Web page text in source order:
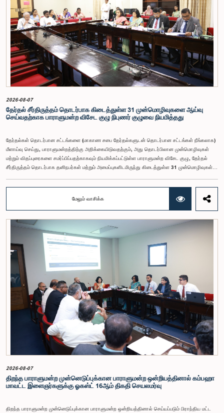
தொகை, முன்னர் பதவி வகித்த கணக்காய்வாளர் நாயகங்களின் சம்பளங்களையும் கருத்தில் கொண்டு
நிர்ணயிக்கப்பட்டதாக அதிகாரிகள் தெரிவித்தனர். இதற்கு முன்னர், சம்பளங்கள் மற்றும் பணியாளர்
ஆணைக்குழுவே இத்தகைய சம்பளங்களை நிர்ணயித்து வந்த போதிலும், தற்போது அத்தகைய
ஆணைக்குழு இல்லையெனவும் அதிகாரிகள் குறிப்பிட்டனர்.கணக்காய்வாளர் நாயகத்திற்கான
முன்மொழியப்பட்ட சம்பள மட்டத்தை குழு அங்கீகரித்திருந்தாலும், அப்பதவிக்கு வழங்கப்பட்டுள்ள
பொறுப்புகள் மற்றும் கடமைகளின் முக்கியத்துவத்தை கருத்தில் கொண்டு, அந்தச் சம்பளம் மேலும்
உயர்ந்த மட்டத்தில் இருக்க வேண்டும் என்ற கருத்தை குழுத் தலைவர் உள்ளிட்ட உறுப்பினர்கள்
முன்வைத்தனர்.அதன்படி, எதிர்காலத்தில் இச்சம்பள மட்டம் தொடர்பாக மேலும் கவனம் செலுத்தி
தேவையான தீர்மானங்கள் எடுக்கப்பட வேண்டியதன் அவசியம் குழுவில் வலியுறுத்தப்பட்டது. மேலும்,
நிரந்தரமானதும் சுயாதீனமானதுமான சம்பள மற்றும் பணியாளர் ஆணைக்குழுவை நிறுவுவதற்கான
யோசனையையும் குழுத் தலைவர் முன்வைத்தார்.
2026-08-07
தேர்தல் சீர்திருத்தம் தொடர்பாக கிடைத்துள்ள 31 முன்மொழிவுகளை ஆய்வு
செய்வதற்காக பாராளுமன்ற விசேட குழு நிபுணர் குழுவை நியமித்தது
தேர்தல்கள் தொடர்பான சட்டங்களை (மாகாண சபை தேர்தல்களுடன் தொடர்பான சட்டங்கள் நீங்கலாக)
மீளாய்வு செய்து, பாராளுமன்றத்திற்கு அறிக்கையிடுவதற்கும், அது தொடர்பிலான முன்மொழிவுகள்
மற்றும் விதப்புரைகளை சமர்ப்பிப்பதற்காகவும் நியமிக்கப்பட்டுள்ள பாராளுமன்ற விசேட குழு, தேர்தல்
சீர்திருத்தம் தொடர்பாக தனிநபர்கள் மற்றும் அமைப்புகளிடமிருந்து கிடைத்துள்ள 31 முன்மொழிவுகள்
நியமித்துள்ளது.கௌரவ பொது நிர்வாக, மாகாண சபைகள் மற்றும் உள்ளூராட்சி அமைச்சர் பேராசிரியர்
ஏ.எச்.எம்.எச்.அபயரத்ன அவர்கள் தலைமையில் அண்மையில் பாராளுமன்றத்தில் நடைபெற்ற குறித்த
விசேட குழுக் கூட்டத்தின் போதே இத்தீர்மானம் எடுக்கப்பட்டது.2004, 2007 மற்றும் 2022 ஆம்
ஆண்டுகளில் வெளியிடப்பட்ட பாராளுமன்ற விசேட குழுக்களின் அறிக்கைகள் மற்றும் தனிநபர்கள்,
அமைப்புகள் ஆகியவற்றினால் சமர்ப்பிக்கப்பட்டுள்ள 31 முன்மொழிவுகளை அடிப்படையாகக் கொண்டு
தேர்தல் சீர்திருத்தங்கள் தொடர்பாக விரிவான கலந்துரையாடல் இங்கு இடம்பெற்றது.உள்ளூராட்சி
மன்றத் தேர்தல் முறைக்காக கலப்பு தேர்தல் முறையை அறிமுகப்படுத்துதல், சிறு கட்சிகள் மற்றும்
சிறுபான்மை குழுக்களின் பிரதிநிதித்துவத்தை உறுதிப்படுத்துதல், பெண்களின் பிரதிநிதித்துவத்தை
மேம்படுத்துதல், மின்னணு வாக்களிப்பு முறையை அறிமுகப்படுத்துதல், முன்கூட்டியே வாக்களிக்கும்
வசதியை ஏற்படுத்துதல் உள்ளிட்ட பல்வேறு முன்மொழிவுகள் தொடர்பில் இக்கூட்டத்தில் விசேட கவனம்
செலுத்தப்பட்டது.மேலும், வெளிநாடுகளில் வாழும் இலங்கையர்களுக்கு வாக்களிக்கும் உரிமையை
வழங்குவது தொடர்பான முன்மொழிவுகளும் பரிசீலிக்கப்பட்டதுடன், அதற்குத் தேவையான சட்ட மற்றும்
நிர்வாக ஏற்பாடுகள் குறித்து மேலும் விரிவான ஆய்வு மேற்கொள்ள வேண்டியதன் அவசியமும்
வலியுறுத்தப்பட்டது.விசேட குழுவினால் நியமிக்கப்பட்டுள்ள நிபுணர் குழு, கிடைத்துள்ள 31
முன்மொழிவுகளையும் முந்தைய பாராளுமன்ற விசேட குழுக்களின் அறிக்கைகளையும் பகுப்பாய்வு
செய்து, நடைமுறைக்கு ஏற்ற பரிந்துரைகளைக் கொண்ட அறிக்கையொன்றைத் தயாரிக்கவுள்ளது.
அதனைத் தொடர்ந்து, அந்தப் பரிந்துரைகளை ஆராய்ந்து அடுத்தகட்ட நடவடிக்கைகளை முன்னெடுக்க
குழு தீர்மானித்தது.இக்கூட்டத்தில், குழு உறுப்பினரான அமைச்சர் கலாநிதி உபாலி பன்னிலகே மற்றும்
பாராளுமன்ற உறுப்பினர்களான ரவி கருணாநாயக்க, ருவந்திலக ஜயக்கொடி மற்றும் கதிரவேலு
சண்முகம் குகதாசன் ஆகியோர் கலந்துகொண்டனர்.
மேலும் வாசிக்க
2026-08-07
திறந்த பாராளுமன்ற முன்னெடுப்புக்கான பாராளுமன்ற ஒன்றியத்தினால் கம்பஹா
மாவட்ட இளைஞர்களுக்கு ஓகஸ்ட் 16ஆம் திகதி செயலமர்வு
திறந்த பாராளுமன்ற முன்னெடுப்புக்கான பாராளுமன்ற ஒன்றியத்தினால் செய்யப்படும் பிராந்திய மட்ட